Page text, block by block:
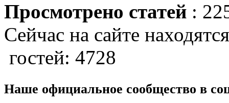
Просмотрено статей :
Сейчас на сайте
гостей: 4728
Наше официальное сообщество в